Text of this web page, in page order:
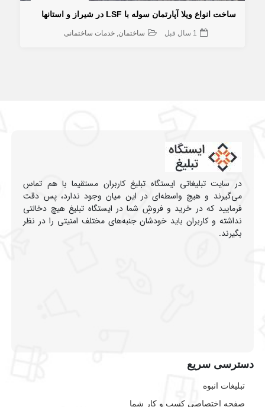
ساخت انواع ویلا آپارتمان سوله با LSF در شیراز و استانها
1 سال قبل ساختمان خدمات ساختمانی
در سایت تبلیغاتی ایستگاه تبلیغ کاربران مستقیما با هم تماس
می‌گیرند و هیچ واسطه‌ای در این میان وجود ندارد، پس دقت
فرمایید که در خرید و فروشِ شما در ایستگاه تبلیغ هیچ دخالتی
نداشته و کاربران باید خودشان جنبه‌های مختلف امنیتی را در نظر
بگیرند.
دسترسی سریع
تبلیغات انبوه
صفحه اختصاصی کسب و کار شما